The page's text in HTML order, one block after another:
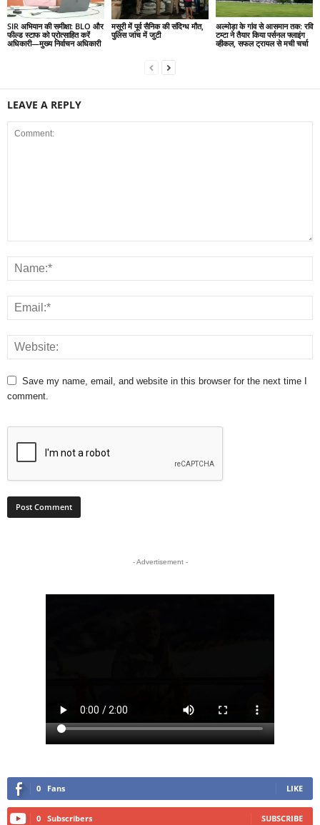
SIR अभियान की समीक्षा: BLO और
फील्ड स्टाफ को प्रोत्साहित करें
अधिकारी—मुख्य निर्वाचन अधिकारी
मसूरी में पूर्व सैनिक की संदिग्ध मौत,
पुलिस जांच में जुटी
अल्मोड़ा के गांव से आसमान तक: रवि
टम्टा ने तैयार किया पर्सनल फ्लाइंग
व्हीकल, सफल ट्रायल से मची चर्चा
LEAVE A REPLY
Save my name, email, and website in this browser for the next time I
comment.
- Advertisement -
0 Fans LIKE
0 Subscribers SUBSCRIBE